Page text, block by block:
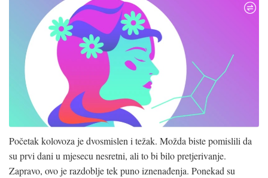
Početak kolovoza je dvosmislen i težak. Možda biste pomislili da
su prvi dani u mjesecu nesretni, ali to bi bilo pretjerivanje.
Zapravo, ovo je razdoblje tek puno iznenađenja. Ponekad su